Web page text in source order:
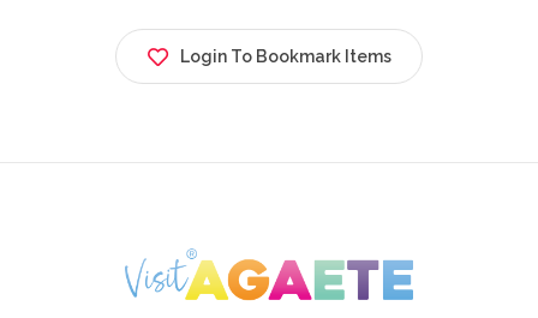
Login To Bookmark Items